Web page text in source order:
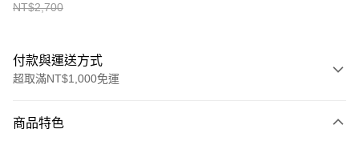
NT$2,700
付款與運送方式
超取滿NT$1,000免運
信用卡一次付款
商品特色